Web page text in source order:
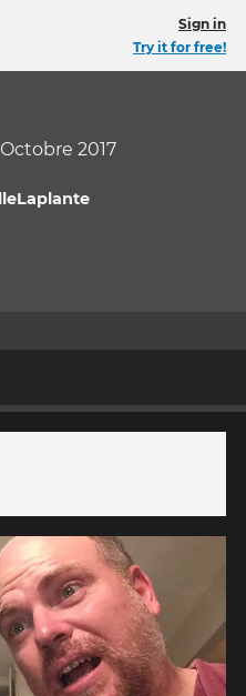
Sign in
Try it for free!
2017